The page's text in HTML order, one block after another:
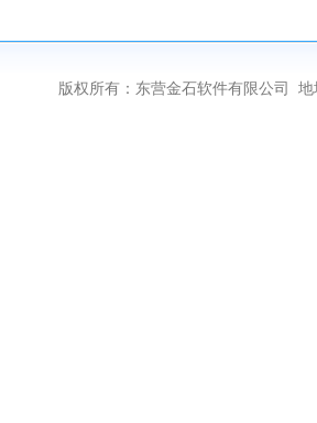
版权所有：东营金石软件有限公司